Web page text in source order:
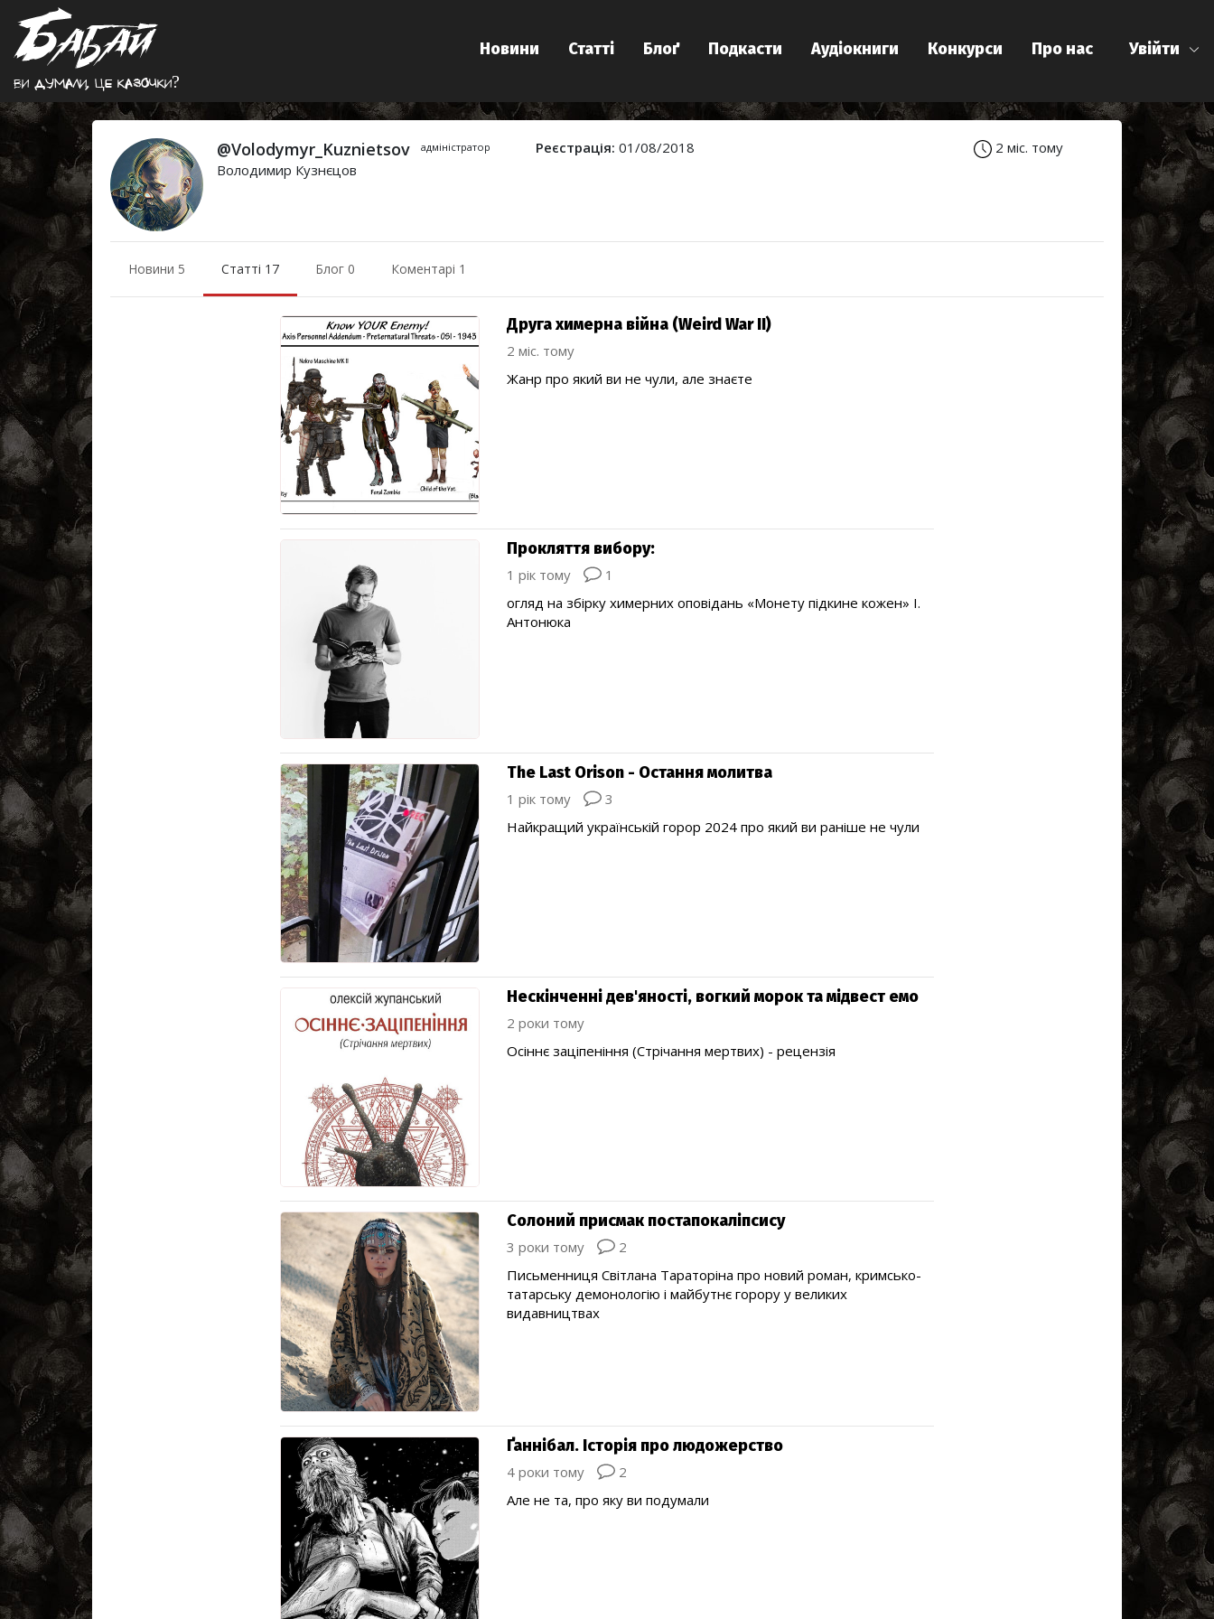
Ви думали, це казочки?
Увійти
Новини Статті Блоґ Подкасти Аудіокниги Конкурси Про нас
@Volodymyr_Kuznietsov адміністратор
Володимир Кузнєцов
Реєстрація: 01/08/2018 2 міс. тому
Новини 5 Статті 17 Блог 0 Коментарі 1
Друга химерна війна (Weird War II)
2 міс. тому
Жанр про який ви не чули, але знаєте
Прокляття вибору:
1 рік тому
1
огляд на збірку химерних оповідань «Монету підкине кожен» І.
Антонюка
The Last Orison - Остання молитва
1 рік тому
3
Найкращий українській горор 2024 про який ви раніше не чули
Нескінченні дев'яності, вогкий морок та мідвест емо
2 роки тому
Осіннє заціпеніння (Стрічання мертвих) - рецензія
Солоний присмак постапокаліпсису
3 роки тому
2
Письменниця Світлана Тараторіна про новий роман, кримсько-
татарську демонологію і майбутнє горору у великих
видавництвах
Ґаннібал. Історія про людожерство
4 роки тому
2
Але не та, про яку ви подумали